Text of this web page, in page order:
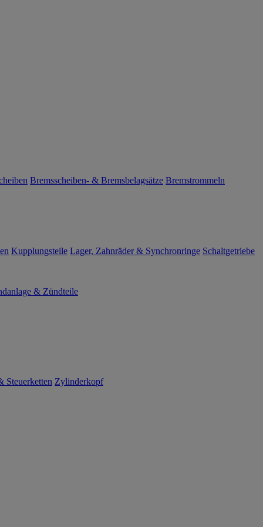
Bremsscheiben- & Bremsbelagsätze Bremstrommeln
Kupplungsteile Lager, Zahnräder & Synchronringe Schaltgetriebe
& Zündteile
Steuerketten Zylinderkopf